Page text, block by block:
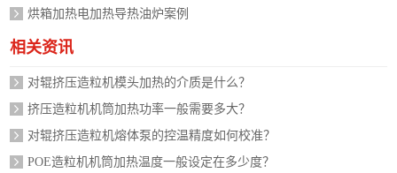
烘箱加热电加热导热油炉案例
相关资讯
对辊挤压造粒机模头加热的介质是什么？
挤压造粒机机筒加热功率一般需要多大？
对辊挤压造粒机熔体泵的控温精度如何校准？
POE造粒机机筒加热温度一般设定在多少度？